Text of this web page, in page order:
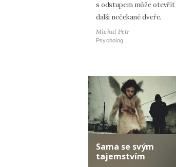
s odstupem může otevřít
další nečekané dveře.
Michal Petr
Psycholog
Sama se svým
tajemstvím